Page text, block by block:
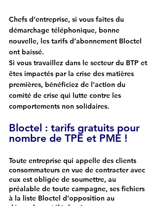
Chefs d’entreprise, si vous faites du
démarchage téléphonique, bonne
nouvelle, les tarifs d’abonnement Bloctel
ont baissé.
Si vous travaillez dans le secteur du BTP et
êtes impactés par la crise des matières
premières, bénéficiez de l’action du
comité de crise qui lutte contre les
comportements non solidaires.
Bloctel : tarifs gratuits pour
nombre de TPE et PME !
Toute entreprise qui appelle des clients
consommateurs en vue de contracter avec
eux est obligée de soumettre, au
préalable de toute campagne, ses fichiers
à la liste Bloctel d’opposition au